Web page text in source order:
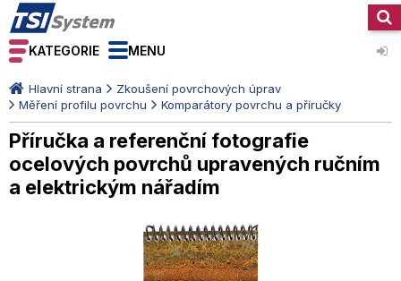
KATEGORIE MENU
Hlavní strana
Zkoušení povrchových úprav
Měření profilu povrchu
Komparátory povrchu a příručky
Příručka a referenční fotografie
ocelových povrchů upravených ručním
a elektrickým nářadím